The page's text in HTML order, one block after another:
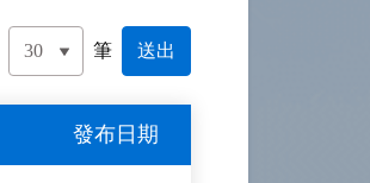
筆
發布日期